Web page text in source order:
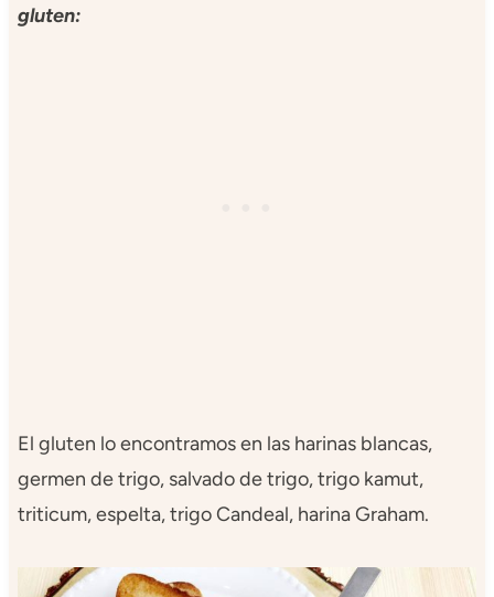
gluten:
El gluten lo encontramos en las harinas blancas,
germen de trigo, salvado de trigo, trigo kamut,
triticum, espelta, trigo Candeal, harina Graham.